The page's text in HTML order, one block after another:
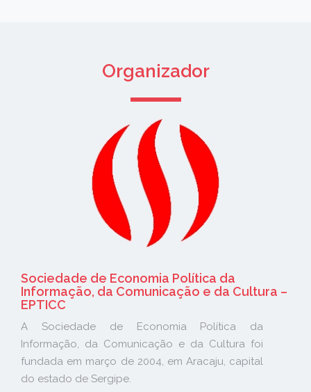
Organizador
Sociedade de Economia Política da
Informação, da Comunicação e da Cultura –
EPTICC
A Sociedade de Economia Política da
Informação, da Comunicação e da Cultura foi
fundada em março de 2004, em Aracaju, capital
do estado de Sergipe.